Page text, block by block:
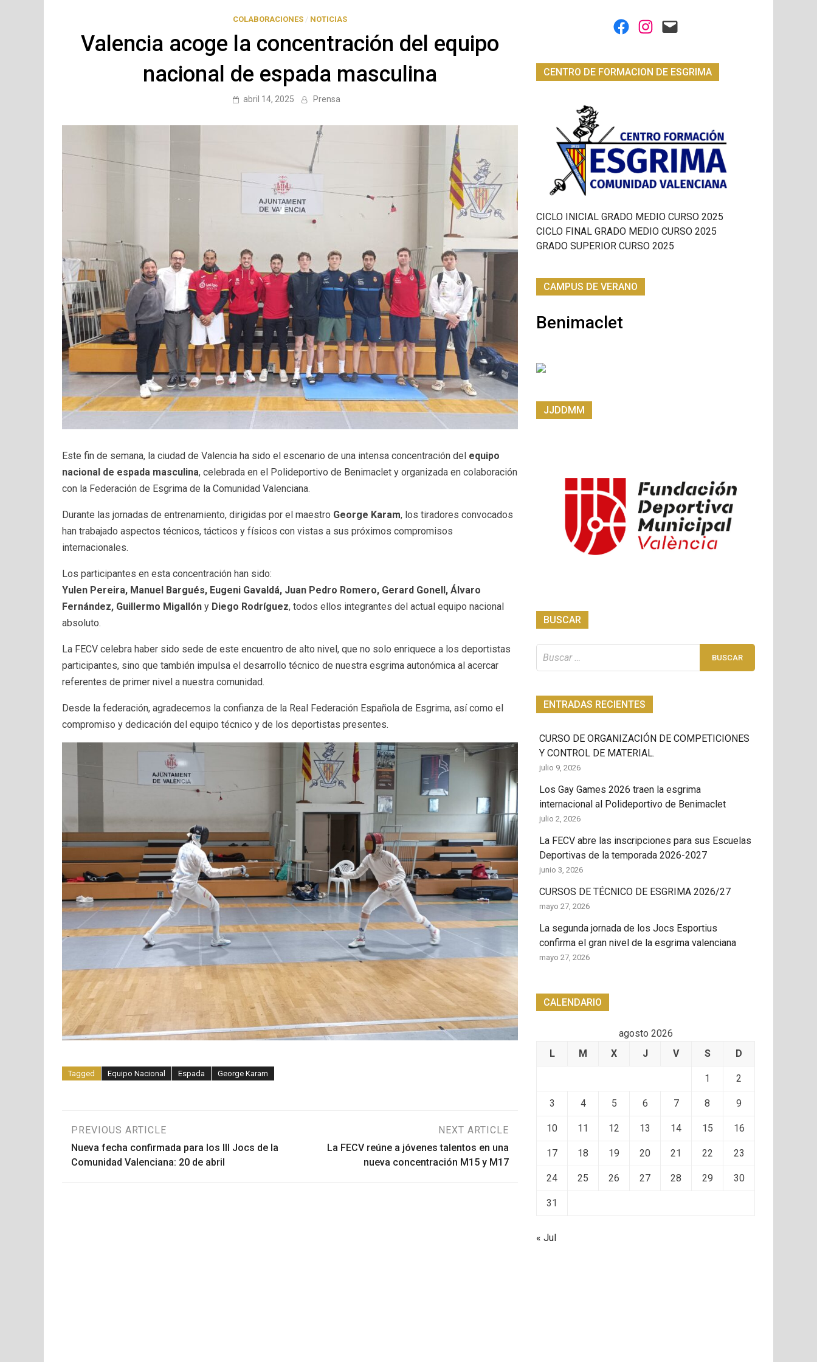
COLABORACIONES / NOTICIAS
Valencia acoge la concentración del equipo
nacional de espada masculina
abril 14, 2025 Prensa
Este fin de semana, la ciudad de Valencia ha sido el escenario de una intensa concentración del equipo
nacional de espada masculina, celebrada en el Polideportivo de Benimaclet y organizada en colaboración
con la Federación de Esgrima de la Comunidad Valenciana.
Durante las jornadas de entrenamiento, dirigidas por el maestro George Karam, los tiradores convocados
han trabajado aspectos técnicos, tácticos y físicos con vistas a sus próximos compromisos
internacionales.
Los participantes en esta concentración han sido:
Yulen Pereira, Manuel Bargués, Eugeni Gavaldá, Juan Pedro Romero, Gerard Gonell, Álvaro
Fernández, Guillermo Migallón y Diego Rodríguez, todos ellos integrantes del actual equipo nacional
absoluto.
La FECV celebra haber sido sede de este encuentro de alto nivel, que no solo enriquece a los deportistas
participantes, sino que también impulsa el desarrollo técnico de nuestra esgrima autonómica al acercar
referentes de primer nivel a nuestra comunidad.
Desde la federación, agradecemos la confianza de la Real Federación Española de Esgrima, así como el
compromiso y dedicación del equipo técnico y de los deportistas presentes.
Tagged Equipo Nacional Espada George Karam
Navegación
de
PREVIOUS ARTICLE
Nueva fecha confirmada para los III Jocs de la
Comunidad Valenciana: 20 de abril
NEXT ARTICLE
La FECV reúne a jóvenes talentos en una
nueva concentración M15 y M17
Facebook
Instagram
Mail
CENTRO DE FORMACION DE ESGRIMA
CICLO INICIAL GRADO MEDIO CURSO 2025
CICLO FINAL GRADO MEDIO CURSO 2025
GRADO SUPERIOR CURSO 2025
CAMPUS DE VERANO
Benimaclet
JJDDMM
BUSCAR
ENTRADAS RECIENTES
CURSO DE ORGANIZACIÓN DE COMPETICIONES
Y CONTROL DE MATERIAL.
julio 9, 2026
Los Gay Games 2026 traen la esgrima
internacional al Polideportivo de Benimaclet
julio 2, 2026
La FECV abre las inscripciones para sus Escuelas
Deportivas de la temporada 2026-2027
junio 3, 2026
CURSOS DE TÉCNICO DE ESGRIMA 2026/27
mayo 27, 2026
La segunda jornada de los Jocs Esportius
confirma el gran nivel de la esgrima valenciana
mayo 27, 2026
CALENDARIO
agosto 2026
L
M X J V S D
1 2
3 4 5 6 7 8 9
10 11 12 13 14 15 16
17 18 19 20 21 22 23
24 25 26 27 28 29 30
31
« Jul